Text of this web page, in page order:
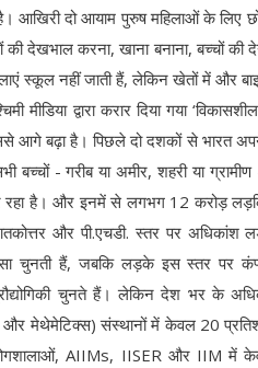
आखिरी दो आयाम पुरुष महिलाओं के लिए
की देखभाल करना, खाना बनाना, बच्चों
स्कूल नहीं जाती हैं, लेकिन खेतों में और
मीडिया द्वारा करार दिया गया
आगे बढ़ा है। पिछले दो दशकों से भारत
बच्चों - गरीब या अमीर, शहरी या
है। और इनमें से लगभग 12 करोड़
और पी.एचडी. स्तर पर अधिकांश
चुनती हैं, जबकि लड़के इस स्तर पर
चुनते हैं। लेकिन देश भर के
और मेथेमेटिक्स) संस्थानों में केवल 20
AIIMs, IISER और IIM में